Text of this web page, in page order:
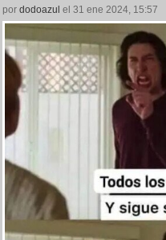
por dodoazul el 31 ene 2024, 15:57